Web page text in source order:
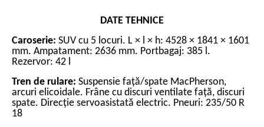
DATE TEHNICE
Caroserie: SUV cu 5 locuri. L × l × h: 4528 × 1841 × 1601
mm. Ampatament: 2636 mm. Portbagaj: 385 l.
Rezervor: 42 l
Tren de rulare: Suspensie față/spate MacPherson,
arcuri elicoidale. Frâne cu discuri ventilate față, discuri
spate. Direcție servoasistată electric. Pneuri: 235/50 R
18